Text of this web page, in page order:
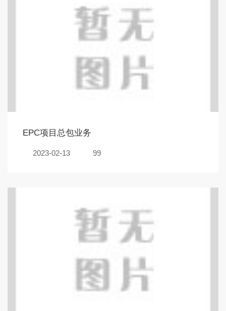
EPC项目总包业务
2023-02-13 99